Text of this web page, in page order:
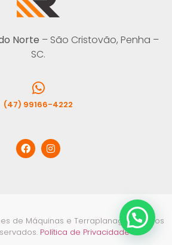
Norte – São Cristovão, Penha –
SC.
(47) 99166-4222
de Máquinas e Terraplanagem. Todos
Política de Privacidade